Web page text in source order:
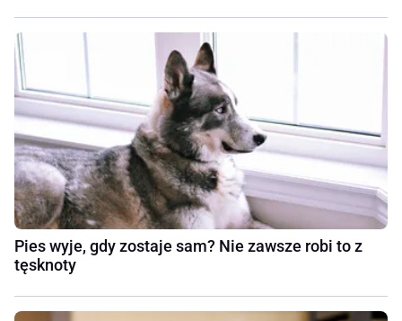
Pies wyje, gdy zostaje sam? Nie zawsze robi to z
tęsknoty